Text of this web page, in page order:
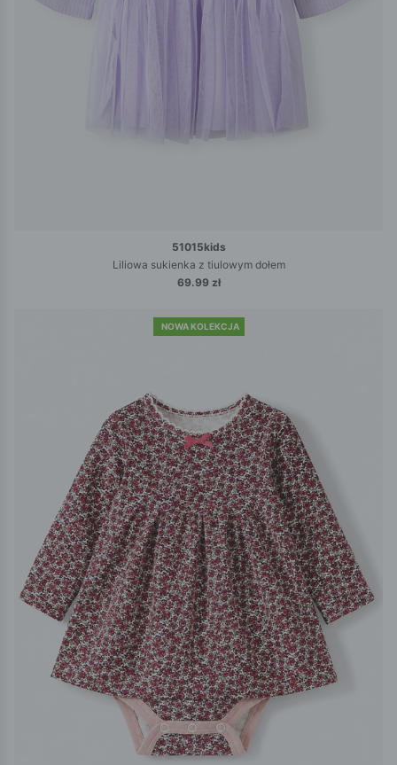
51015kids
Liliowa sukienka z tiulowym dołem
69.99 zł
NOWA KOLEKCJA